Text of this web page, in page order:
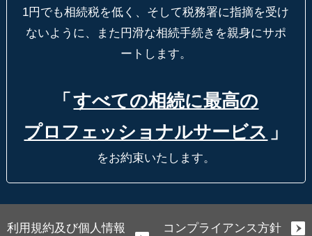
1円でも相続税を低く、そして税務署に指摘を受け
ないように、
また円滑な相続手続きを親身にサポ
ートします。
「 すべての相続に最高の
プロフェッショナルサービス 」
をお約束いたします。
利用規約及び個人情報 コンプライアンス方針